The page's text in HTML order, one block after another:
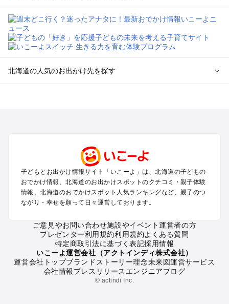
北海道の人気のお出かけ先を探す
函館・湯の川温泉・大沼・松前のプールお出かけ
帯広・十勝・サホロ・狩勝高原のプールお出かけ
千歳・石狩・空知・美唄のプールお出かけ
小樽・積丹・キロロのプールお出かけ
富良野・美瑛・トマム・占冠のプールお出かけ
知床・ウトロ・羅臼・網走・北見のプールお出かけ
釧路・阿寒・屈斜路・川湯・根室のプールお出かけ
えりも・日高・新冠のプールお出かけ
稚内・宗谷岬・留萌のプールお出かけ
離島（利尻・礼文・天売・焼尻）のプールお出かけ
子どもとお出かけ情報サイト「いこーよ」は、北海道の子どもの
おでかけ情報、北海道のお出かけスポットのクチコミ・親子体験
情報、北海道のおでかけスポット人気ランキングなど、親子のつ
ながり・幸せを願って日々運営しております。
ご意見やお問い合わせ施設やイベント運営者の方
プレゼンター利用規約利用規約よくある質問
特定商取引法に基づく表記採用情報
いこーよ運営会社（アクトインディ株式会社）
運営会社トップブランドストーリー理念未来図運営サービス
会社情報プレスリリース エンジニアブログ
© actindi Inc.